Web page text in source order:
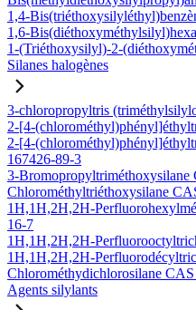
1,4-
1,6-
1-(Triéthoxysilyl)-2-
Silanes halogènes
3-chloropropyltris
2-[4-
2-[4-
167426-89-3
3-Bromopropyltriméthoxysilane
Chlorométhyltriéthoxysilane
1H,1H,2H,2H-
16-7
1H,1H,2H,2H-
1H,1H,2H,2H-
Chlorométhydichlorosilane
Agents silylants